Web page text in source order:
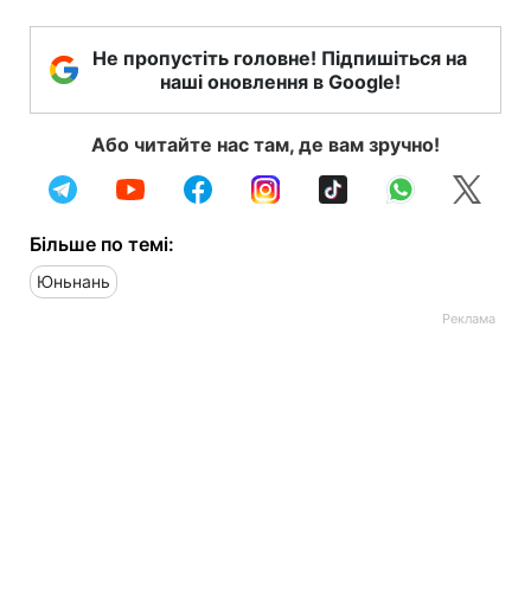
Не пропустіть головне! Підпишіться на
наші оновлення в Google!
Або читайте нас там, де вам зручно!
Більше по темі:
Юньнань